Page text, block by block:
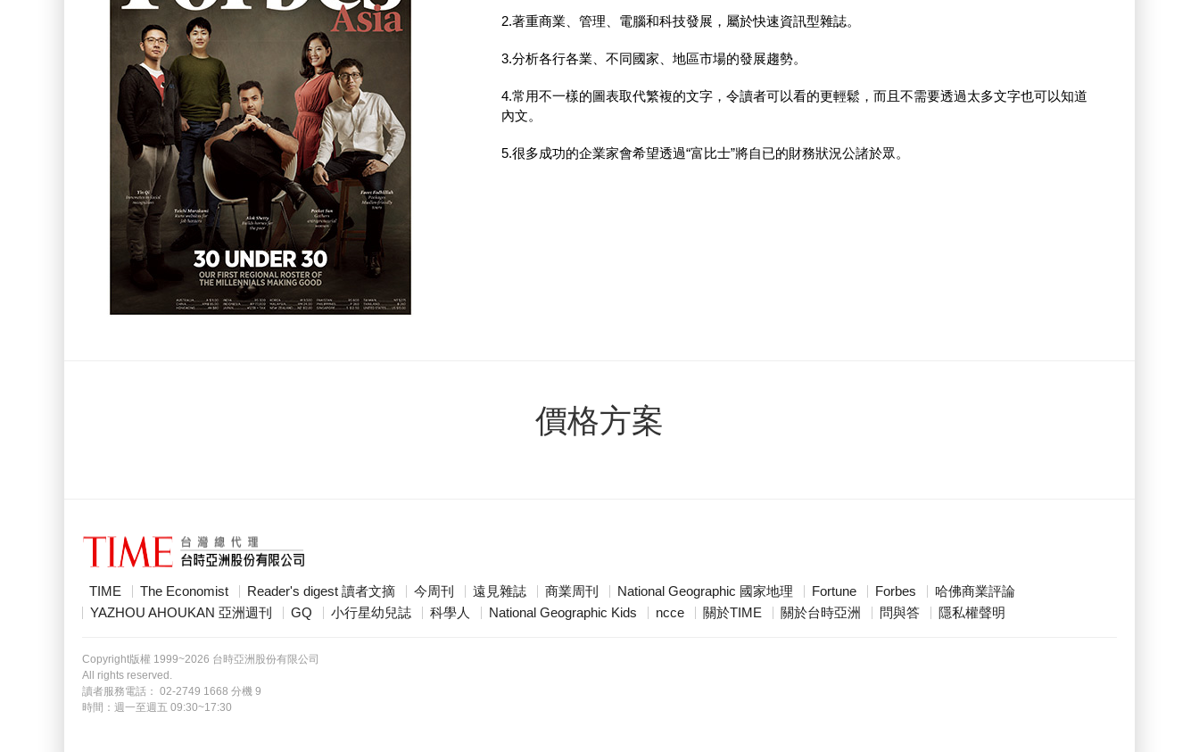
2.著重商業、管理、電腦和科技發展，屬於快速資訊型雜誌。
3.分析各行各業、不同國家、地區市場的發展趨勢。
4.常用不一樣的圖表取代繁複的文字，令讀者可以看的更輕鬆，而且不需要透過太多文字也可以知道
內文。
5.很多成功的企業家會希望透過“富比士”將自已的財務狀況公諸於眾。
價格方案
TIME The Economist Reader's digest 讀者文摘 今周刊 遠見雜誌 商業周刊 National Geographic 國家地理 Fortune Forbes
哈佛商業評論
YAZHOU AHOUKAN 亞洲週刊
GQ 小行星幼兒誌 科學人 National Geographic Kids ncce 關於TIME 關於台時亞洲 問與答 隱私權聲明
Copyright版權 1999~2026 台時亞洲股份有限公司
All rights reserved.
讀者服務電話： 02-2749 1668 分機 9
時間：週一至週五 09:30~17:30